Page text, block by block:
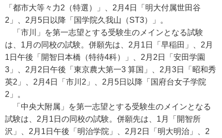
「都市大等々力2（特選）」、2月4日「明大付属世田谷
2」、2月5日以降「国学院久我山（ST3）」。
「市川」を第一志望とする受験生のメインとなる試験
は、1月の同校の試験。併願先は、2月1日「早稲田」、2月
1日午後「開智日本橋（特待4科）」、2月2日「安田学園
3」、2月2日午後「東京農大第一3 算国」、2月3日「昭和秀
英2」、2月4日「市川2」、2月5日以降「国府台女子学院
2」。
「中央大附属」を第一志望とする受験生のメインとなる
試験は、2月1日の同校の試験。併願先は、1月「開智所
沢」、2月1日午後「明治学院」、2月2日「明大明治」、2